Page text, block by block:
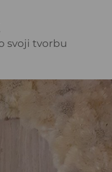
svoji tvorbu